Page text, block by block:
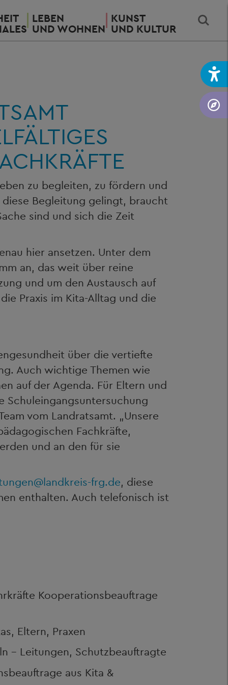
LEBEN
UND WOHNEN
KUNST
UND KULTUR
zu begleiten, zu fördern und
Begleitung gelingt, braucht
sind und sich die Zeit
hier ansetzen. Unter dem
an, das weit über reine
und um den Austausch auf
Praxis im Kita-Alltag und die
über die vertiefte
Auch wichtige Themen wie
auf der Agenda. Für Eltern und
Schuleingangsuntersuchung
vom Landratsamt. „Unsere
Fachkräfte,
und an den für sie
@landkreis-frg.de, diese
enthalten. Auch telefonisch ist
Kooperationsbeauftrage
Eltern, Praxen
- Leitungen, Schutzbeauftragte
aus Kita &